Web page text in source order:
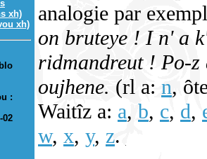
xh)
xh)
:
02
analogie par
on bruteye ! I n' a
ridmandreut ! Po-z
oujhene. (rl a: n,
Waitîz a: a, b, c, d,
w, x, y, z.